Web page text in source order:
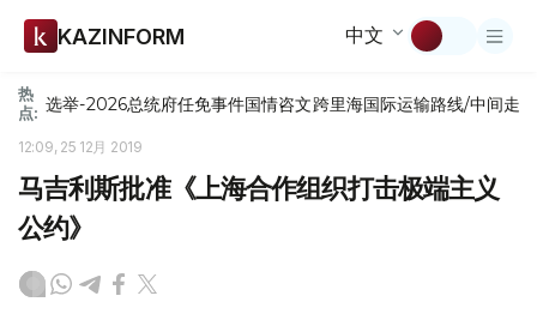
KAZINFORM 中文
热
点: 选举-2026总统府任免事件国情咨文跨里海国际运输路线/中间走廊
12:09, 25 12月 2019
马吉利斯批准《上海合作组织打击极端主义
公约》